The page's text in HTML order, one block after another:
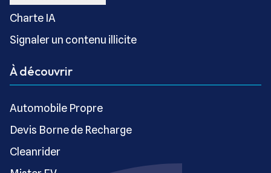
Charte IA
Signaler un contenu illicite
À découvrir
Automobile Propre
Devis Borne de Recharge
Cleanrider